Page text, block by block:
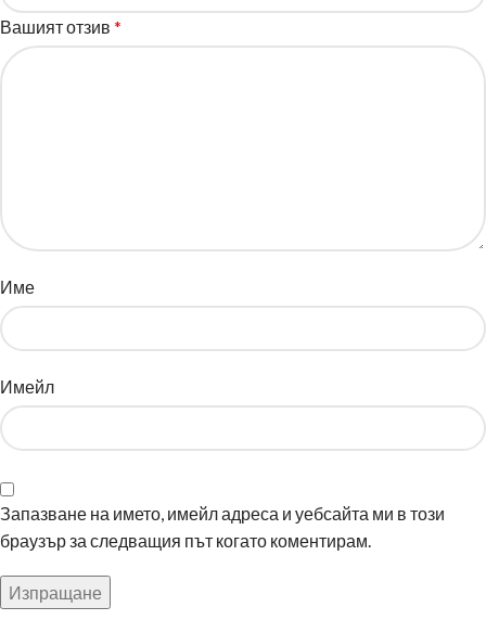
Вашият отзив *
Име
Имейл
Запазване на името, имейл адреса и уебсайта ми в този
браузър за следващия път когато коментирам.